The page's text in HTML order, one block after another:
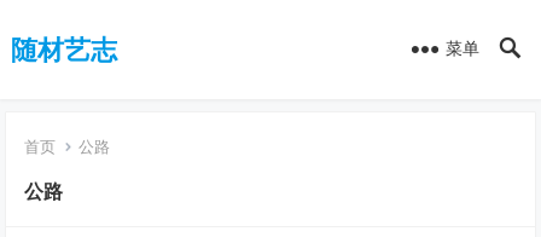
随材艺志 菜单
首页 公路
公路